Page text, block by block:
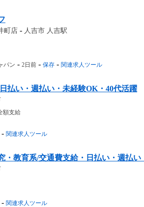
町店 - 人吉市 人吉駅
パン - 2日前 - 保存 - 関連求人ツール
払い・週払い・未経験OK・40代活躍
額支給
- 関連求人ツール
・教育系/交通費支給・日払い・週払い
- 関連求人ツール